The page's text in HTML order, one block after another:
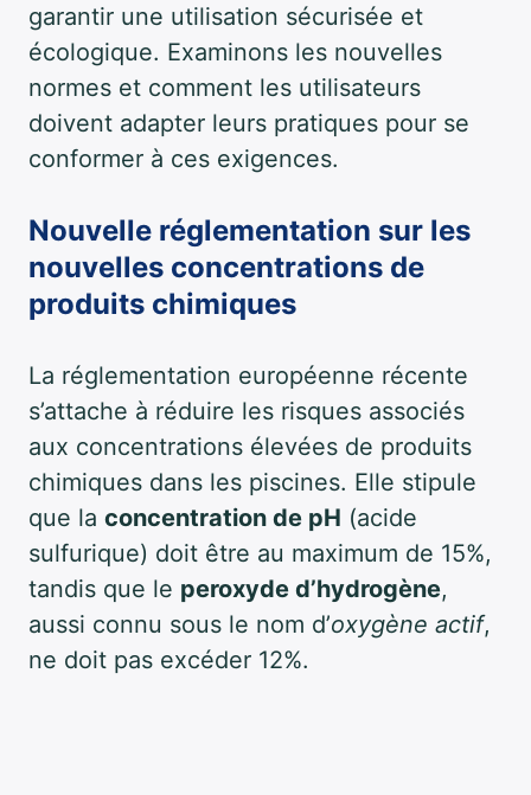
garantir une utilisation sécurisée et
écologique. Examinons les nouvelles
normes et comment les utilisateurs
doivent adapter leurs pratiques pour se
conformer à ces exigences.
Nouvelle réglementation sur les
nouvelles concentrations de
produits chimiques
La réglementation européenne récente
s’attache à réduire les risques associés
aux concentrations élevées de produits
chimiques dans les piscines. Elle stipule
que la concentration de pH (acide
sulfurique) doit être au maximum de 15%,
tandis que le peroxyde d’hydrogène,
aussi connu sous le nom d’oxygène actif,
ne doit pas excéder 12%.